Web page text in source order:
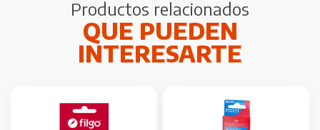
Productos relacionados